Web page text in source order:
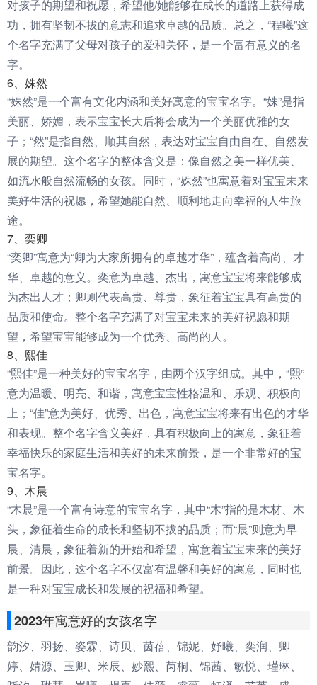
对孩子的期望和祝愿，希望他/她能够在成长的道路上获得成
功，拥有坚韧不拔的意志和追求卓越的品质。总之，“程曦”这
个名字充满了父母对孩子的爱和关怀，是一个富有意义的名
字。
6、姝然
“姝然”是一个富有文化内涵和美好寓意的宝宝名字。“姝”是指
美丽、娇媚，表示宝宝长大后将会成为一个美丽优雅的女
子；“然”是指自然、顺其自然，表达对宝宝自由自在、自然发
展的期望。这个名字的整体含义是：像自然之美一样优美、
如流水般自然流畅的女孩。同时，“姝然”也寓意着对宝宝未来
美好生活的祝愿，希望她能自然、顺利地走向幸福的人生旅
途。
7、奕卿
“奕卿”寓意为“卿为大家所拥有的卓越才华”，蕴含着高尚、才
华、卓越的意义。奕意为卓越、杰出，寓意宝宝将来能够成
为杰出人才；卿则代表高贵、尊贵，象征着宝宝具有高贵的
品质和使命。整个名字充满了对宝宝未来的美好祝愿和期
望，希望宝宝能够成为一个优秀、高尚的人。
8、熙佳
“熙佳”是一种美好的宝宝名字，由两个汉字组成。其中，“熙”
意为温暖、明亮、和谐，寓意宝宝性格温和、乐观、积极向
上；“佳”意为美好、优秀、出色，寓意宝宝将来有出色的才华
和表现。整个名字含义美好，具有积极向上的寓意，象征着
幸福快乐的家庭生活和美好的未来前景，是一个非常好的宝
宝名字。
9、木晨
“木晨”是一个富有诗意的宝宝名字，其中“木”指的是木材、木
头，象征着生命的成长和坚韧不拔的品质；而“晨”则意为早
晨、清晨，象征着新的开始和希望，寓意着宝宝未来的美好
前景。因此，这个名字不仅富有温馨和美好的寓意，同时也
是一种对宝宝成长和发展的祝福和希望。
2023年寓意好的女孩名字
韵汐、羽扬、姿霖、诗贝、茵蓓、锦妮、妤曦、奕润、卿
婷、婧源、玉卿、米辰、妙熙、芮桐、锦茜、敏悦、瑾琳、